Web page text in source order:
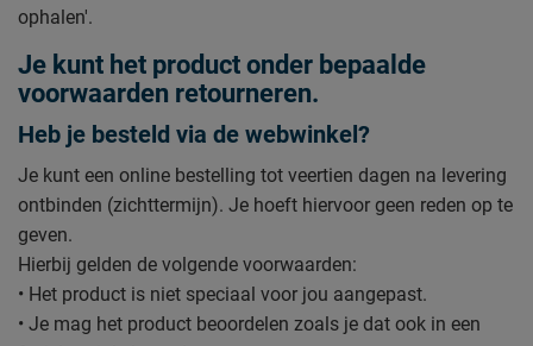
ophalen'.
Je kunt het product onder bepaalde
voorwaarden retourneren.
Heb je besteld via de webwinkel?
Je kunt een online bestelling tot veertien dagen na levering
ontbinden (zichttermijn). Je hoeft hiervoor geen reden op te
geven.
Hierbij gelden de volgende voorwaarden:
• Het product is niet speciaal voor jou aangepast.
• Je mag het product beoordelen zoals je dat ook in een